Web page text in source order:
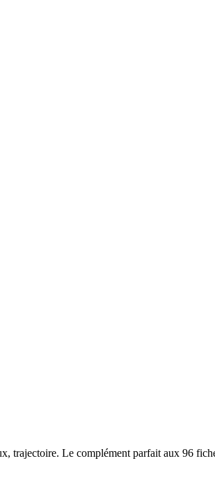
trajectoire. Le complément parfait aux 96